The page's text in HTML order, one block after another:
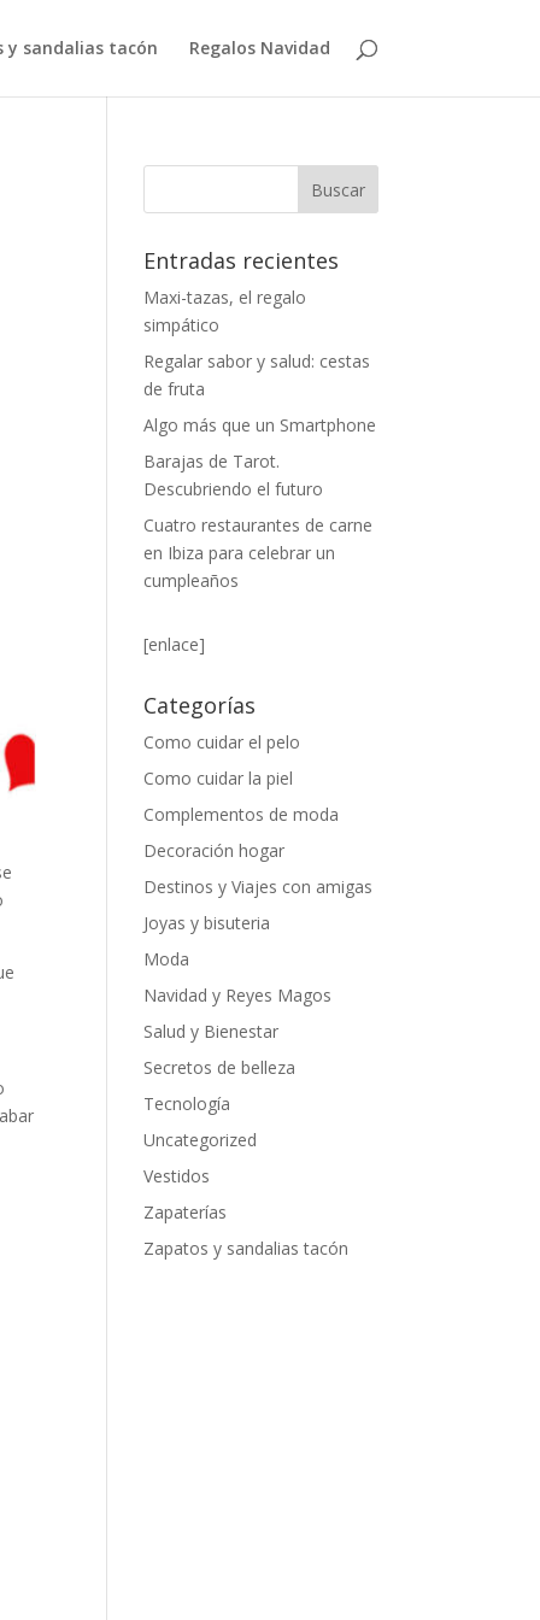
y sandalias tacón Regalos Navidad
Entradas recientes
Maxi-tazas, el regalo
simpático
Regalar sabor y salud: cestas
de fruta
Algo más que un Smartphone
Barajas de Tarot.
Descubriendo el futuro
Cuatro restaurantes de carne
en Ibiza para celebrar un
cumpleaños
[enlace]
Categorías
Como cuidar el pelo
Como cuidar la piel
Complementos de moda
Decoración hogar
Destinos y Viajes con amigas
Joyas y bisuteria
Moda
Navidad y Reyes Magos
Salud y Bienestar
Secretos de belleza
Tecnología
Uncategorized
Vestidos
Zapaterías
Zapatos y sandalias tacón